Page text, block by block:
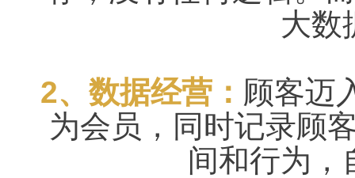
大数
2、数据经营： 顾客迈
为会员，同时记录顾
间和行为，